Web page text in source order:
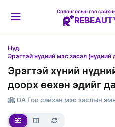
Нүд
Эрэгтэй нүдний мэс засал
Эрэгтэй хүний
доорх өөхөн эдийг
DA Гоо сайхан мэс заслын